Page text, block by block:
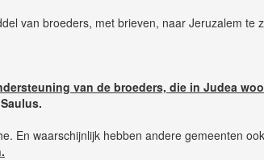
van broeders, met brieven, naar Jeruzalem te
van de broeders, die in Judea
En waarschijnlijk hebben andere gemeenten